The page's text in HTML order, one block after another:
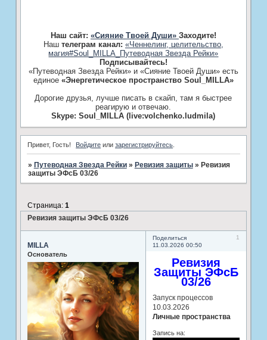
Наш сайт: «Сияние Твоей Души» Заходите!
Наш телеграм канал: «Ченнелинг, целительство,
магия#Soul_MILLA_Путеводная Звезда Рейки»
Подписывайтесь!
«Путеводная Звезда Рейки» и «Сияние Твоей Души» есть
единое «Энергетическое пространство Soul_MILLA»
Дорогие друзья, лучше писать в скайп, там я быстрее
реагирую и отвечаю.
Skype: Soul_MILLA (live:volchenko.ludmila)
Привет, Гость! Войдите илизарегистрируйтесь
» Путеводная Звезда Рейки » Ревизия защиты » Ревизия
защиты ЭФсБ 03/26
Ревизия защиты ЭФсБ 03/26
Страница: 1
Поделиться
1
11.03.2026 00:50
MILLA
Основатель
Ревизия
Защиты ЭФсБ
03/26
Запуск процессов
10.03.2026
Личные пространства
Запись на: